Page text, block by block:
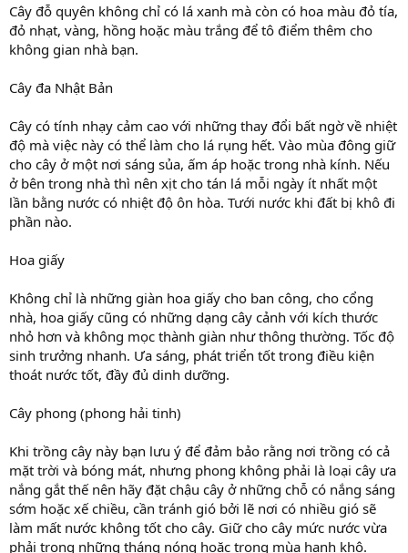
Cây đỗ quyên không chỉ có lá xanh mà còn có hoa màu đỏ tía,
đỏ nhạt, vàng, hồng hoặc màu trắng để tô điểm thêm cho
không gian nhà bạn.
Cây đa Nhật Bản
Cây có tính nhạy cảm cao với những thay đổi bất ngờ về nhiệt
độ mà việc này có thể làm cho lá rụng hết. Vào mùa đông giữ
cho cây ở một nơi sáng sủa, ấm áp hoặc trong nhà kính. Nếu
ở bên trong nhà thì nên xịt cho tán lá mỗi ngày ít nhất một
lần bằng nước có nhiệt độ ôn hòa. Tưới nước khi đất bị khô đi
phần nào.
Hoa giấy
Không chỉ là những giàn hoa giấy cho ban công, cho cổng
nhà, hoa giấy cũng có những dạng cây cảnh với kích thước
nhỏ hơn và không mọc thành giàn như thông thường. Tốc độ
sinh trưởng nhanh. Ưa sáng, phát triển tốt trong điều kiện
thoát nước tốt, đầy đủ dinh dưỡng.
Cây phong (phong hải tinh)
Khi trồng cây này bạn lưu ý để đảm bảo rằng nơi trồng có cả
mặt trời và bóng mát, nhưng phong không phải là loại cây ưa
nắng gắt thế nên hãy đặt chậu cây ở những chỗ có nắng sáng
sớm hoặc xế chiều, cần tránh gió bởi lẽ nơi có nhiều gió sẽ
làm mất nước không tốt cho cây. Giữ cho cây mức nước vừa
phải trong những tháng nóng hoặc trong mùa hanh khô.